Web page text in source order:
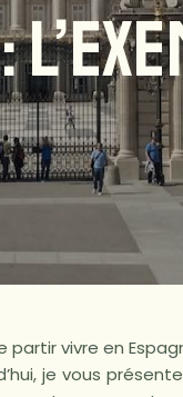
vivre en
je vous